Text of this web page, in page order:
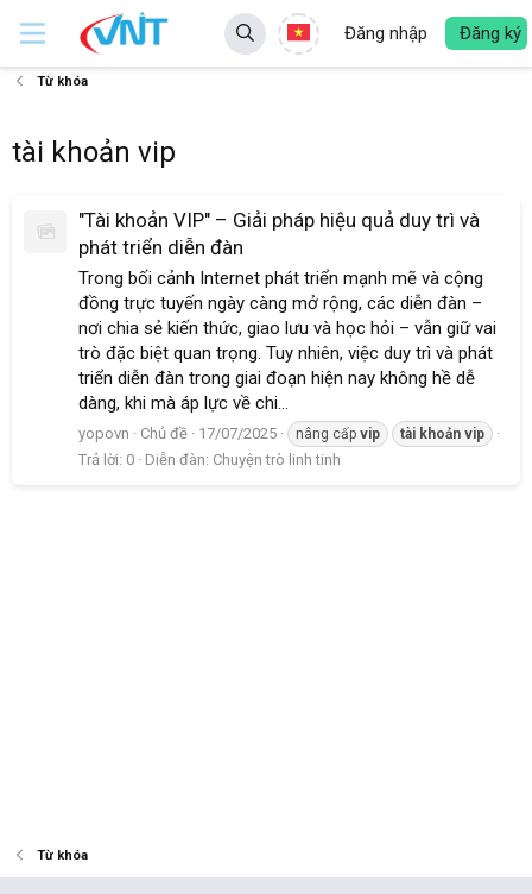
Đăng nhập Đăng ký
Từ khóa
tài khoản vip
"Tài khoản VIP" – Giải pháp hiệu quả duy trì và
phát triển diễn đàn
Trong bối cảnh Internet phát triển mạnh mẽ và cộng
đồng trực tuyến ngày càng mở rộng, các diễn đàn –
nơi chia sẻ kiến thức, giao lưu và học hỏi – vẫn giữ vai
trò đặc biệt quan trọng. Tuy nhiên, việc duy trì và phát
triển diễn đàn trong giai đoạn hiện nay không hề dễ
dàng, khi mà áp lực về chi...
yopovn Chủ đề 17/07/2025 nâng cấp vip tài khoản vip
Trả lời: 0 Diễn đàn: Chuyện trò linh tinh
Từ khóa